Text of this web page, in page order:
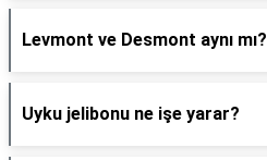
Levmont ve Desmont aynı mı?
Uyku jelibonu ne işe yarar?